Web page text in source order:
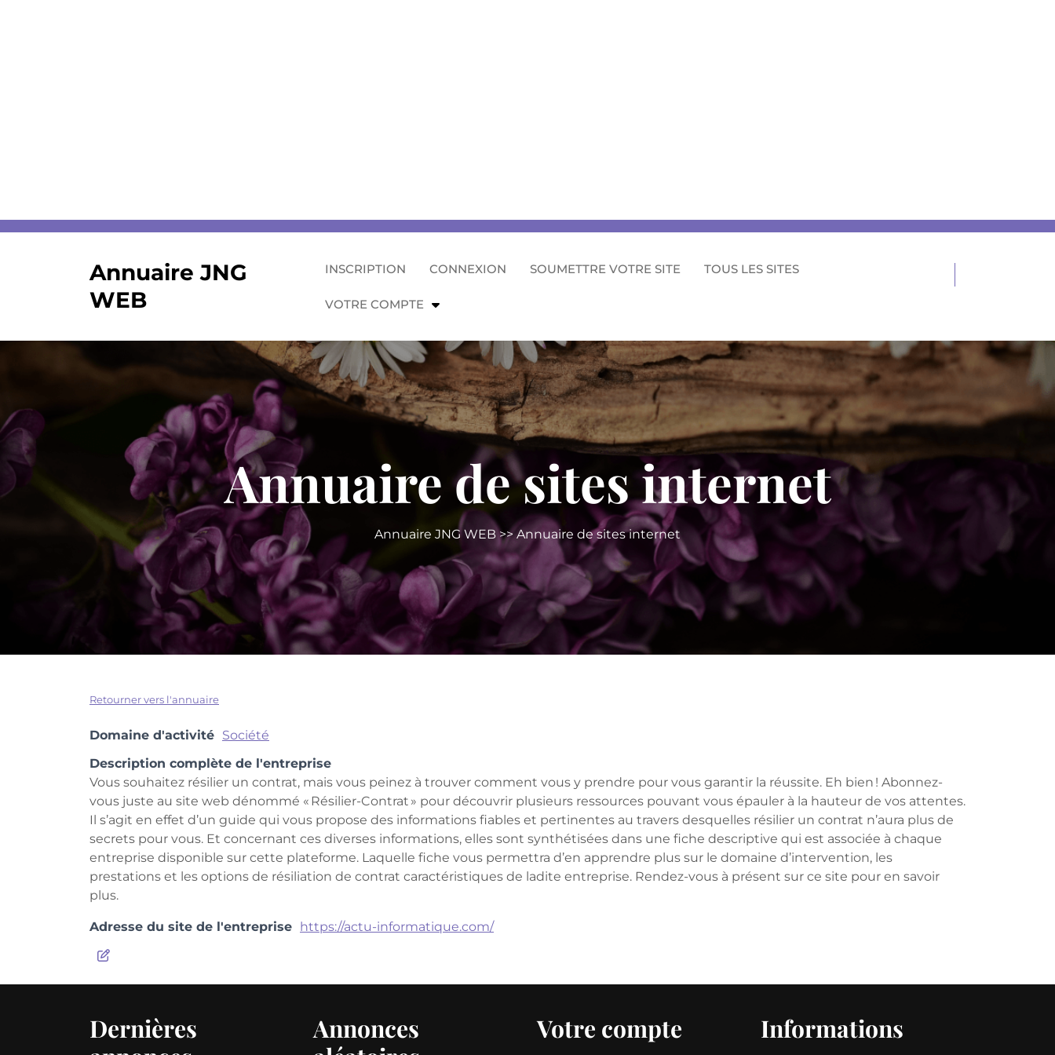
Annuaire JNG
WEB
INSCRIPTION CONNEXION SOUMETTRE VOTRE SITE TOUS LES SITES
VOTRE COMPTE
Annuaire de sites internet
Annuaire JNG WEB>> Annuaire de sites internet
Retourner vers l'annuaire
Domaine d'activité Société
Description complète de l'entreprise
Vous souhaitez résilier un contrat, mais vous peinez à trouver comment vous y prendre pour vous garantir la réussite. Eh bien ! Abonnez-
vous juste au site web dénommé « Résilier-Contrat » pour découvrir plusieurs ressources pouvant vous épauler à la hauteur de vos attentes.
Il s’agit en effet d’un guide qui vous propose des informations fiables et pertinentes au travers desquelles résilier un contrat n’aura plus de
secrets pour vous. Et concernant ces diverses informations, elles sont synthétisées dans une fiche descriptive qui est associée à chaque
entreprise disponible sur cette plateforme. Laquelle fiche vous permettra d’en apprendre plus sur le domaine d’intervention, les
prestations et les options de résiliation de contrat caractéristiques de ladite entreprise. Rendez-vous à présent sur ce site pour en savoir
plus.
Adresse du site de l'entreprise https://actu-informatique.com/
Dernières
Annonces
Votre compte Informations